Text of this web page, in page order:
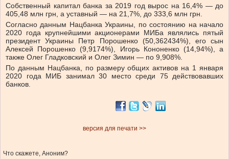
Собственный капитал банка за 2019 год вырос на 16,4% — до
405,48 млн грн, а уставный — на 21,7%, до 333,6 млн грн.
Согласно данным Нацбанка Украины, по состоянию на начало
2020 года крупнейшими акционерами МИБа являлись пятый
президент Украины Петр Порошенко (50,362434%), его сын
Алексей Порошенко (9,9174%), Игорь Кононенко (14,94%), а
также Олег Гладковский и Олег Зимин — по 9,908%.
По данным Нацбанка, по размеру общих активов на 1 января
2020 года МИБ занимал 30 место среди 75 действовавших
банков.
версия для печати >>
Что скажете, Аноним?